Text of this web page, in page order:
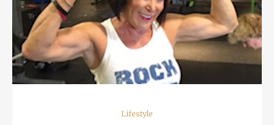
READ MORE
Lifestyle